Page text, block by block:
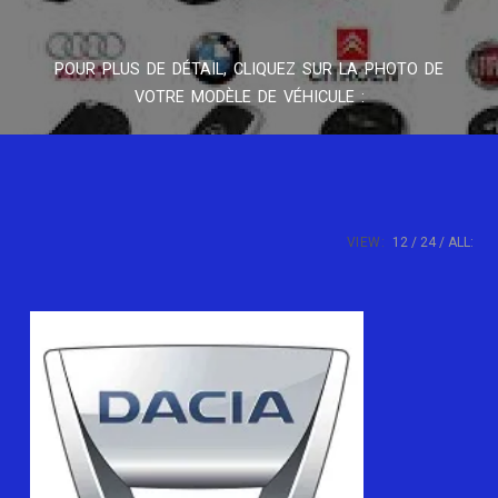
POUR PLUS DE DÉTAIL, CLIQUEZ SUR LA PHOTO DE
VOTRE MODÈLE DE VÉHICULE :
VIEW: 12 24 ALL: